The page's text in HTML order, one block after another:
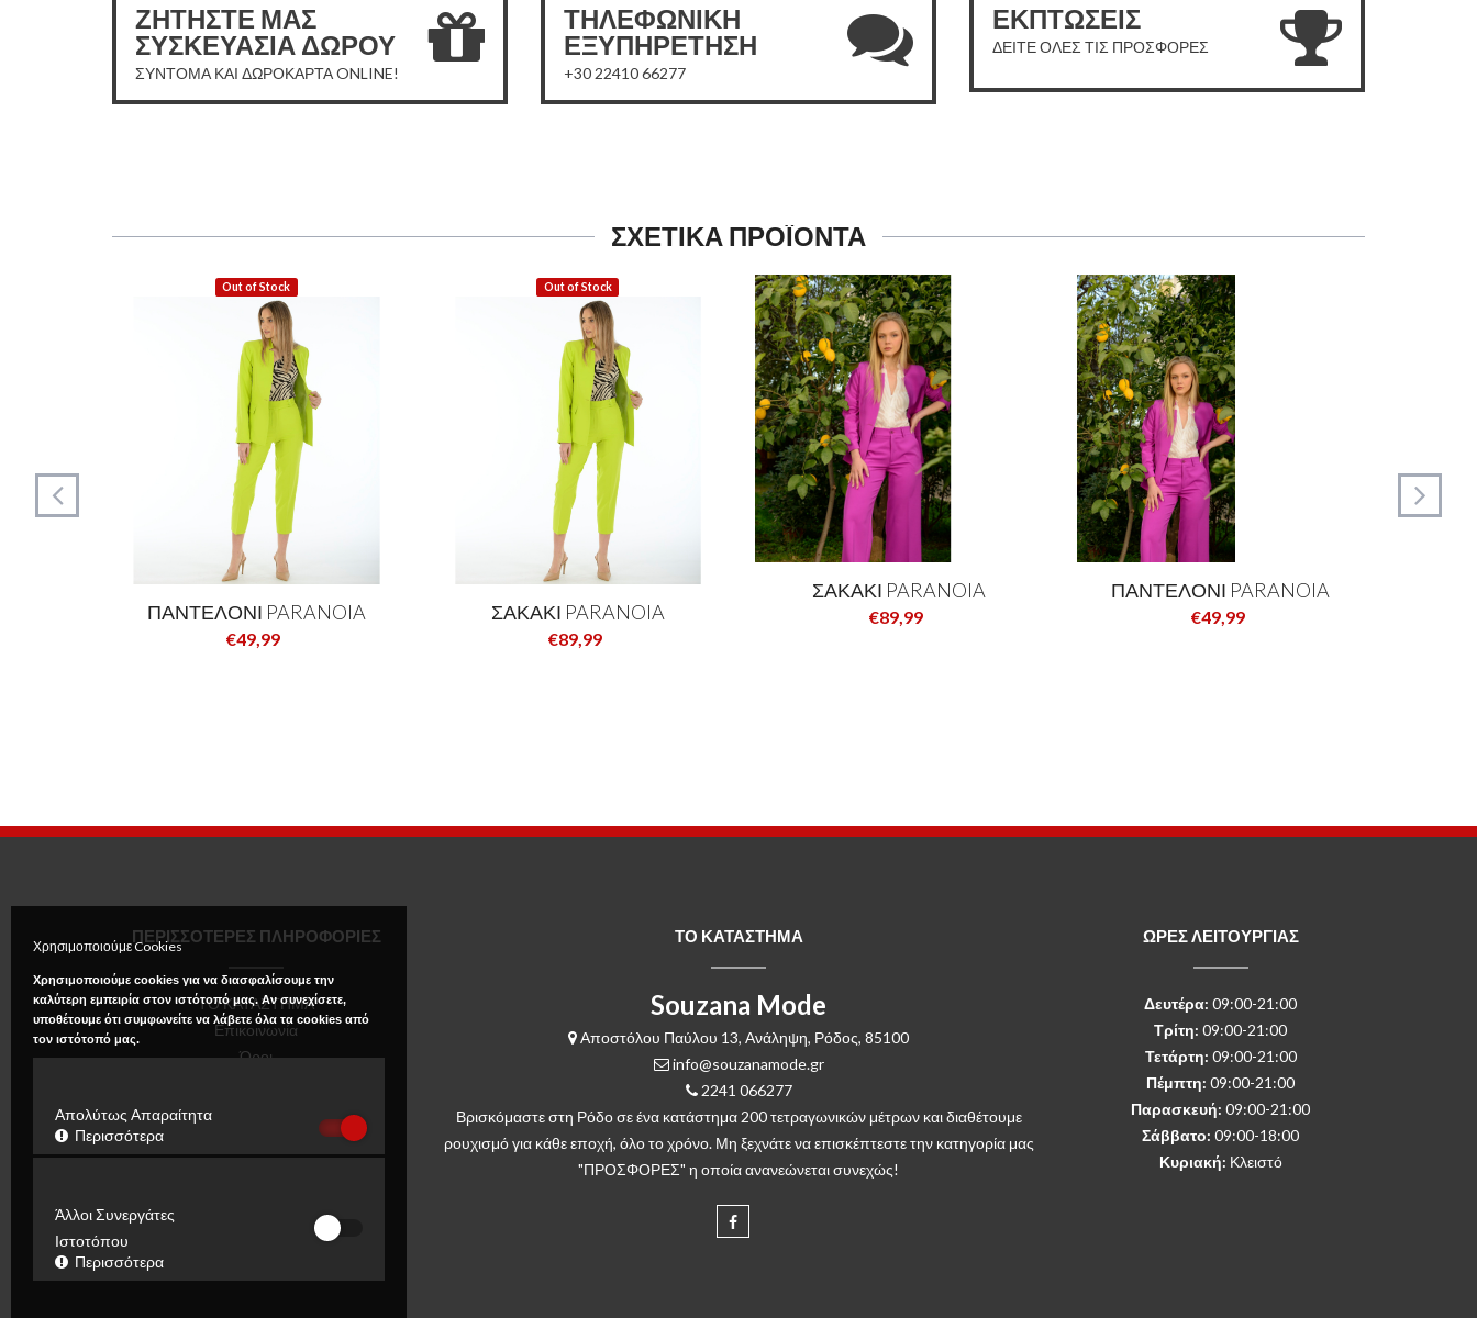
ΖΗΤΗΣΤΕ ΜΑΣ
ΣΥΣΚΕΥΑΣΙΑ ΔΩΡΟΥ
ΣΥΝΤΟΜΑ ΚΑΙ ΔΩΡΟΚΑΡΤΑ ONLINE!
ΤΗΛΕΦΩΝΙΚΗ
ΕΞΥΠΗΡΕΤΗΣΗ
+30 22410 66277
ΕΚΠΤΩΣΕΙΣ
ΔΕΙΤΕ ΟΛΕΣ ΤΙΣ ΠΡΟΣΦΟΡΕΣ
ΣΧΕΤΙΚΑ ΠΡΟΪΟΝΤΑ
Out of Stock
ΠΑΝΤΕΛΟΝΙ PARANOIA
€49,99
Out of Stock
ΣΑΚΑΚΙ PARANOIA
€89,99
ΣΑΚΑΚΙ PARANOIA
€89,99
ΠΑΝΤΕΛΟΝΙ PARANOIA
€49,99
ΠΕΡΙΣΣΟΤΕΡΕΣ ΠΛΗΡΟΦΟΡΙΕΣ
ΤΟ ΚΑΤΑΣΤΗΜΑ
Επικοινωνία
Όροι
ΤΟ ΚΑΤΑΣΤΗΜΑ
Souzana Mode
Αποστόλου Παύλου 13, Ανάληψη, Ρόδος, 85100
info@souzanamode.gr
2241 066277
Βρισκόμαστε στη Ρόδο σε ένα κατάστημα 200 τετραγωνικών μέτρων και διαθέτουμε
ρουχισμό για κάθε εποχή, όλο το χρόνο. Μη ξεχνάτε να επισκέπτεστε την κατηγορία μας
"ΠΡΟΣΦΟΡΕΣ" η οποία ανανεώνεται συνεχώς!
ΩΡΕΣ ΛΕΙΤΟΥΡΓΙΑΣ
Δευτέρα: 09:00-21:00
Τρίτη: 09:00-21:00
Τετάρτη: 09:00-21:00
Πέμπτη: 09:00-21:00
Παρασκευή: 09:00-21:00
Σάββατο: 09:00-18:00
Κυριακή: Κλειστό
Χρησιμοποιούμε Cookies
Χρησιμοποιούμε cookies για να διασφαλίσουμε την
καλύτερη εμπειρία στον ιστότοπό μας. Αν συνεχίσετε,
υποθέτουμε ότι συμφωνείτε να λάβετε όλα τα cookies από
τον ιστότοπό μας.
Απολύτως Απαραίτητα
Περισσότερα
Άλλοι Συνεργάτες
Ιστοτόπου
Περισσότερα